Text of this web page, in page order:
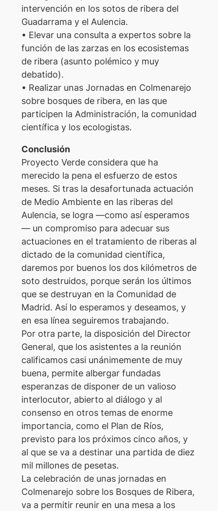
intervención en los sotos de ribera del
Guadarrama y el Aulencia.
• Elevar una consulta a expertos sobre la
función de las zarzas en los ecosistemas
de ribera (asunto polémico y muy
debatido).
• Realizar unas Jornadas en Colmenarejo
sobre bosques de ribera, en las que
participen la Administración, la comunidad
científica y los ecologistas.
Conclusión
Proyecto Verde considera que ha
merecido la pena el esfuerzo de estos
meses. Si tras la desafortunada actuación
de Medio Ambiente en las riberas del
Aulencia, se logra —como así esperamos
— un compromiso para adecuar sus
actuaciones en el tratamiento de riberas al
dictado de la comunidad científica,
daremos por buenos los dos kilómetros de
soto destruidos, porque serán los últimos
que se destruyan en la Comunidad de
Madrid. Así lo esperamos y deseamos, y
en esa línea seguiremos trabajando.
Por otra parte, la disposición del Director
General, que los asistentes a la reunión
calificamos casi unánimemente de muy
buena, permite albergar fundadas
esperanzas de disponer de un valioso
interlocutor, abierto al diálogo y al
consenso en otros temas de enorme
importancia, como el Plan de Ríos,
previsto para los próximos cinco años, y
al que se va a destinar una partida de diez
mil millones de pesetas.
La celebración de unas jornadas en
Colmenarejo sobre los Bosques de Ribera,
va a permitir reunir en una mesa a los